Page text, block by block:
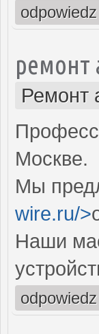
odpowiedz
ремонт
Ремонт
Москве.
Мы
wire.ru/>
Наши
odpowiedz